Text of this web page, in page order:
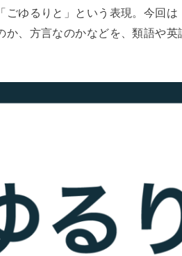
ごゆるりと」という表現。今回
、方言なのかなどを、類語や英